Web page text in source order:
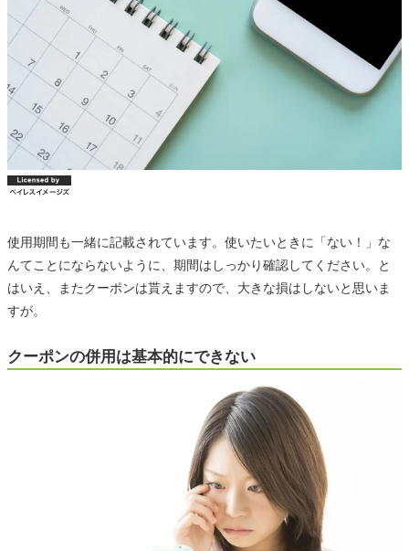
使用期間も一緒に記載されています。使いたいときに「ない！」な
んてことにならないように、期間はしっかり確認してください。と
はいえ、またクーポンは貰えますので、大きな損はしないと思いま
すが。
クーポンの併用は基本的にできない